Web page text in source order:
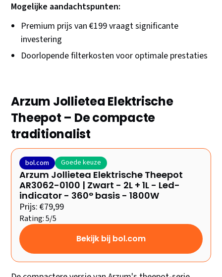
Mogelijke aandachtspunten:
Premium prijs van €199 vraagt significante
investering
Doorlopende filterkosten voor optimale prestaties
Arzum Jollietea Elektrische
Theepot – De compacte
traditionalist
bol.com Goede keuze
Arzum Jollietea Elektrische Theepot
AR3062-0100 | Zwart - 2L + 1L - Led-
indicator - 360° basis - 1800W
Prijs: €79,99
Rating: 5/5
Bekijk bij bol.com